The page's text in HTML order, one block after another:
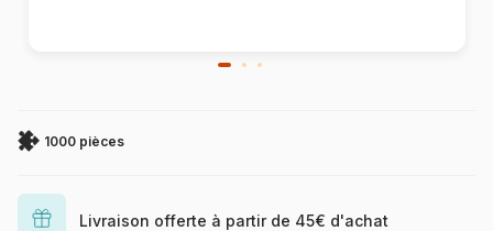
1000 pièces
Livraison offerte à partir de 45€ d'achat